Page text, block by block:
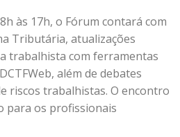
às 17h, o Fórum contará com
Tributária, atualizações
trabalhista com ferramentas
além de debates
riscos trabalhistas. O encontro
para os profissionais